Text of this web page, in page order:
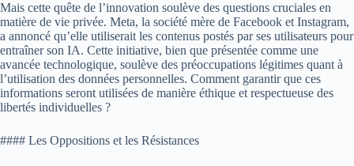
Mais cette quête de l’innovation soulève des questions cruciales en
matière de vie privée. Meta, la société mère de Facebook et Instagram,
a annoncé qu’elle utiliserait les contenus postés par ses utilisateurs pour
entraîner son IA. Cette initiative, bien que présentée comme une
avancée technologique, soulève des préoccupations légitimes quant à
l’utilisation des données personnelles. Comment garantir que ces
informations seront utilisées de manière éthique et respectueuse des
libertés individuelles ?
#### Les Oppositions et les Résistances